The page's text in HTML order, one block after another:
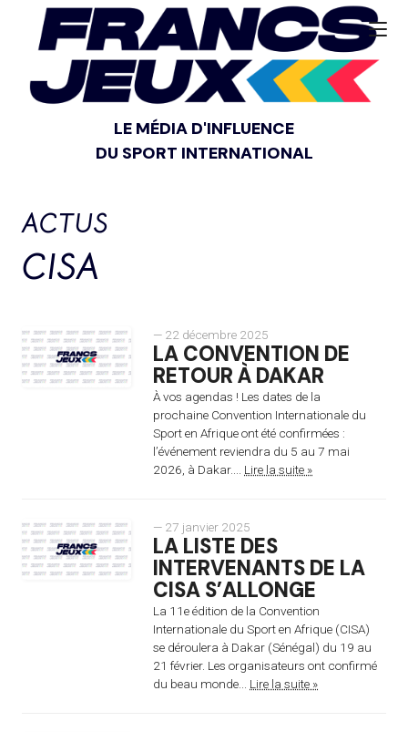
LE MÉDIA D'INFLUENCE
DU SPORT INTERNATIONAL
ACTUS
CISA
— 22 décembre 2025
LA CONVENTION DE
RETOUR À DAKAR
À vos agendas ! Les dates de la
prochaine Convention Internationale du
Sport en Afrique ont été confirmées :
l’événement reviendra du 5 au 7 mai
2026, à Dakar.... Lire la suite »
— 27 janvier 2025
LA LISTE DES
INTERVENANTS DE LA
CISA S’ALLONGE
La 11e édition de la Convention
Internationale du Sport en Afrique (CISA)
se déroulera à Dakar (Sénégal) du 19 au
21 février. Les organisateurs ont confirmé
du beau monde... Lire la suite »